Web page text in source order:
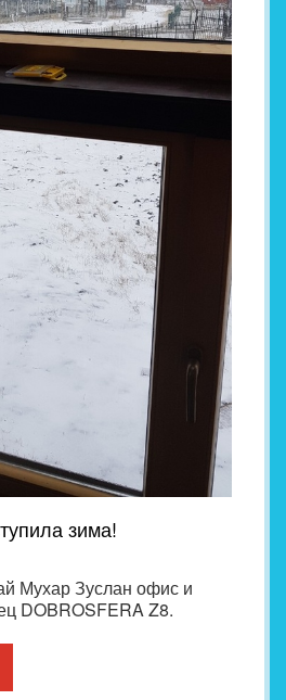
зима!
Мухар Зуслан офис и
DOBROSFERA Z8.